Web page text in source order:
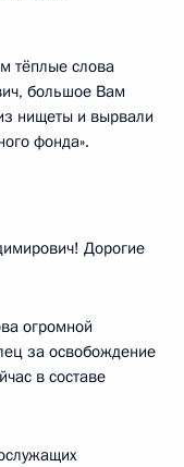
тёплые слова
большое Вам
нищеты и вырвали
фонда».
Дорогие
огромной
за освобождение
в составе